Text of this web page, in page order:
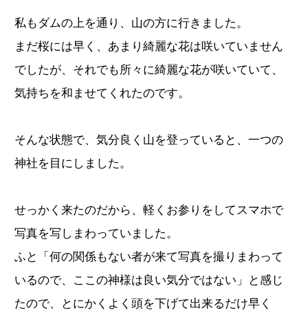
私もダムの上を通り、山の方に行きました。
まだ桜には早く、あまり綺麗な花は咲いていません
でしたが、それでも所々に綺麗な花が咲いていて、
気持ちを和ませてくれたのです。
そんな状態で、気分良く山を登っていると、一つの
神社を目にしました。
せっかく来たのだから、軽くお参りをしてスマホで
写真を写しまわっていました。
ふと「何の関係もない者が来て写真を撮りまわって
いるので、ここの神様は良い気分ではない」と感じ
たので、とにかくよく頭を下げて出来るだけ早く